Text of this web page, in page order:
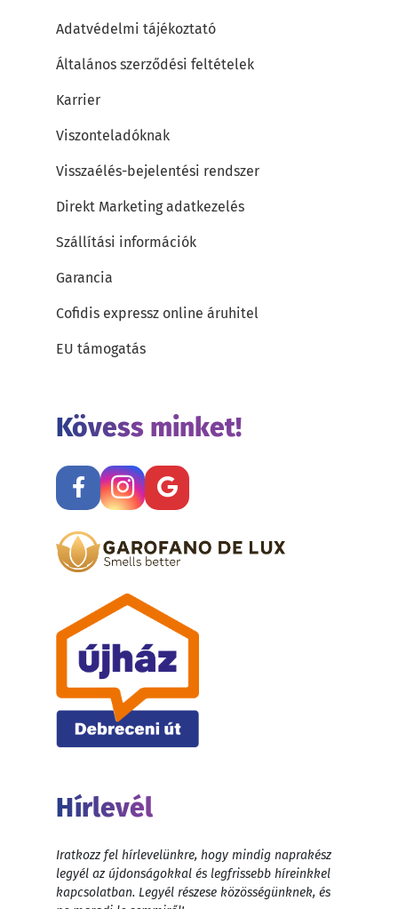
Adatvédelmi tájékoztató
Általános szerződési feltételek
Karrier
Viszonteladóknak
Visszaélés-bejelentési rendszer
Direkt Marketing adatkezelés
Szállítási információk
Garancia
Cofidis expressz online áruhitel
EU támogatás
Kövess minket!
Hírlevél
Iratkozz fel hírlevelünkre, hogy mindig naprakész
legyél az újdonságokkal és legfrissebb híreinkkel
kapcsolatban. Legyél részese közösségünknek, és